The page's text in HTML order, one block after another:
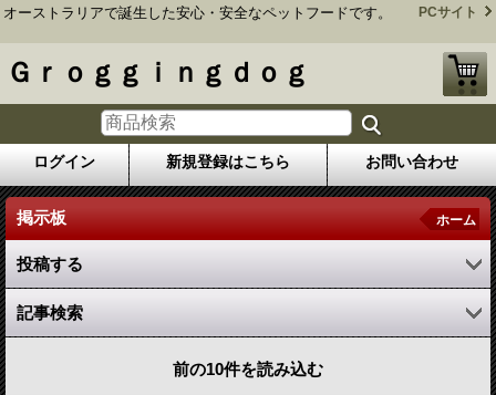
オーストラリアで誕生した安心・安全なペットフードです。 PCサイト
Ｇｒｏｇｇｉｎｇｄｏｇ
ログイン 新規登録はこちら お問い合わせ
掲示板 ホーム
投稿する
記事検索
前の10件を読み込む